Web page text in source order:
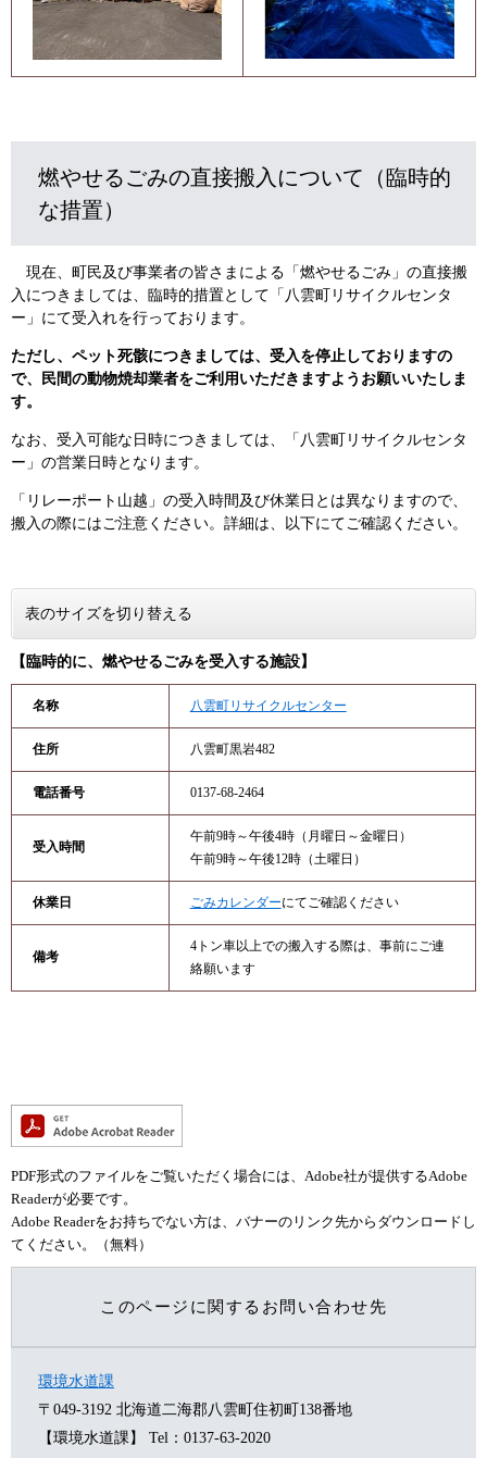
燃やせるごみの直接搬入について（臨時的
な措置）​
現在、町民及び事業者の皆さまによる「燃やせるごみ」​の直接搬
入につきましては、臨時的措置として「八雲町リサイクルセンタ
ー」にて受入れを行っております。
ただし、ペット死骸につきましては、受入を停止しておりますの
で、民間の動物焼却業者をご利用いただきますようお願いいたしま
す。
なお、受入可能な日時につきましては、「八雲町リサイクルセンタ
ー」の営業日時となります。​
​「リレーポート山越」の受入時間及び休業日とは異なりますので、
搬入の際にはご注意ください。詳細は、以下にてご確認ください。​
表のサイズを切り替える
【​臨時的に、燃やせるごみを受入する施設】
名称 八雲町リサイクルセンター
住所 八雲町黒岩482
電話番号 0137-68-2464
受入時間
午前9時～午後4時（月曜日～金曜日）
午前9時～午後12時（土曜日）
休業日 ごみカレンダーにてご確認ください
備考
4トン車以上での搬入する際は、事前にご連
絡願います
PDF形式のファイルをご覧いただく場合には、Adobe社が提供するAdobe
Readerが必要です。
Adobe Readerをお持ちでない方は、バナーのリンク先からダウンロードし
てください。（無料）
このページに関するお問い合わせ先
環境水道課
〒049-3192 北海道二海郡八雲町住初町138番地
【環境水道課】
Tel：0137-63-2020